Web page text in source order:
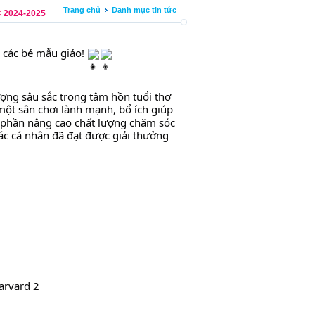
2024-2025 Trang chủ Danh mục tin tức
bé mẫu giáo!
sâu sắc trong tâm hồn tuổi thơ
sân chơi lành mạnh, bổ ích giúp
nâng cao chất lượng chăm sóc
cá nhân đã đạt được giải thưởng
2